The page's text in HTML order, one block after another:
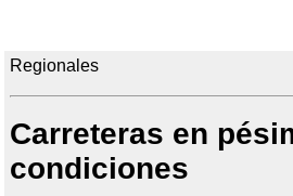
Regionales
Carreteras en
condiciones